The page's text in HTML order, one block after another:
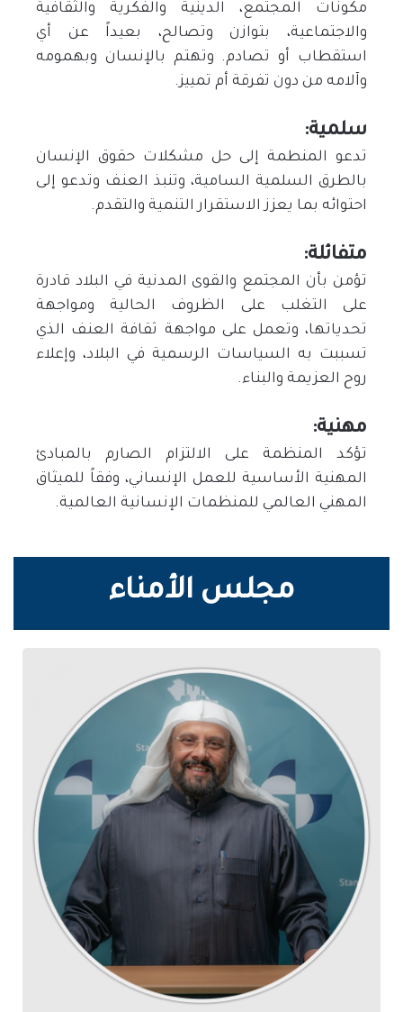
مكونات المجتمع، الدينية والفكرية والثقافية
والاجتماعية، بتوازن وتصالح، بعيداً عن أي
استقطاب أو تصادم. وتهتم بالإنسان وبهمومه
وآلامه من دون تفرقة أم تمييز.
سلمية:
تدعو المنطمة إلى حل مشكلات حقوق الإنسان
بالطرق السلمية السامية، وتنبذ العنف وتدعو إلى
احتوائه بما يعزز الاستقرار التنمية والتقدم.
متفائلة:
تؤمن بأن المجتمع والقوى المدنية في البلاد قادرة
على التغلب على الظروف الحالية ومواجهة
تحدياتها، وتعمل على مواجهة ثقافة العنف الذي
تسببت به السياسات الرسمية في البلاد، وإعلاء
روح العزيمة والبناء.
مهنية:
تؤكد المنظمة على الالتزام الصارم بالمبادئ
المهنية الأساسية للعمل الإنساني، وفقاً للميثاق
المهني العالمي للمنظمات الإنسانية العالمية.
مجلس الأمناء